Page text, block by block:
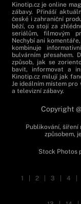
Kinotip.cz je online
zábavy. Přináší
české i zahraniční
běží, co stojí za
seriálům, filmovým
Nechybí ani
kombinuje
bulvárním přesahem.
způsob, jak se
bavit, informovat a
Kinotip.cz milují jak
Je ideálním místem
a televizní zábavy.
Copyright
Publikování, šíření
způsobem,
Stock Photos
1 2 3 4